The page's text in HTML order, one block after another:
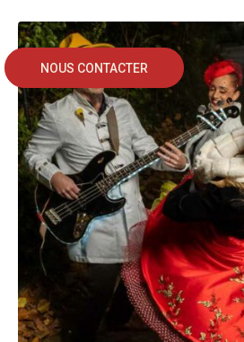
NOUS CONTACTER